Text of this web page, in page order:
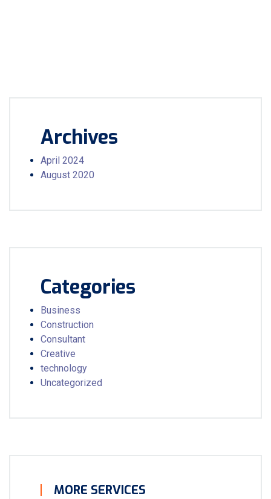
Archives
April 2024
August 2020
Categories
Business
Construction
Consultant
Creative
technology
Uncategorized
MORE SERVICES